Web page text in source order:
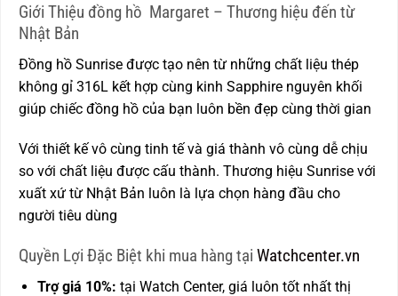
Giới Thiệu đồng hồ Margaret – Thương hiệu đến từ
Nhật Bản
Đồng hồ Sunrise được tạo nên từ những chất liệu thép
không gỉ 316L kết hợp cùng kinh Sapphire nguyên khối
giúp chiếc đồng hồ của bạn luôn bền đẹp cùng thời gian
Với thiết kế vô cùng tinh tế và giá thành vô cùng dễ chịu
so với chất liệu được cấu thành. Thương hiệu Sunrise với
xuất xứ từ Nhật Bản luôn là lựa chọn hàng đầu cho
người tiêu dùng
Quyền Lợi Đặc Biệt khi mua hàng tại Watchcenter.vn
Trợ giá 10%: tại Watch Center, giá luôn tốt nhất thị